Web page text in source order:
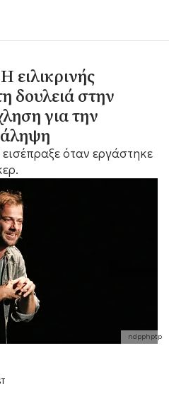
ndpphptp
ειλικρινής
δουλειά στην
για την
όταν εργάστηκε